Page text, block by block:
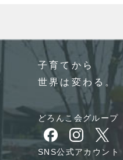
When
子育てから
世界は変わる。
どろんこ会グループ
別ウィンドウで
別ウィン
別
SNS公式アカウント